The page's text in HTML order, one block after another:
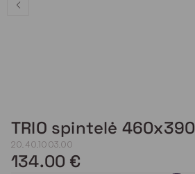
TRIO spintelė 460x390
20.40.1003.00
134.00 €